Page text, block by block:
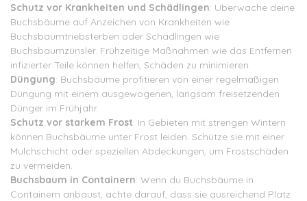
Schutz vor Krankheiten und Schädlingen: Überwache deine
Buchsbäume auf Anzeichen von Krankheiten wie
Buchsbaumtriebsterben oder Schädlingen wie
Buchsbaumzünsler. Frühzeitige Maßnahmen wie das Entfernen
infizierter Teile können helfen, Schäden zu minimieren.
Düngung: Buchsbäume profitieren von einer regelmäßigen
Düngung mit einem ausgewogenen, langsam freisetzenden
Dünger im Frühjahr.
Schutz vor starkem Frost: In Gebieten mit strengen Wintern
können Buchsbäume unter Frost leiden. Schütze sie mit einer
Mulchschicht oder speziellen Abdeckungen, um Frostschäden
zu vermeiden.
Buchsbaum in Containern: Wenn du Buchsbäume in
Containern anbaust, achte darauf, dass sie ausreichend Platz